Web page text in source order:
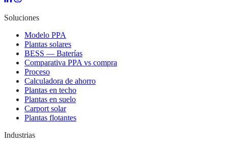
Soluciones
Modelo PPA
Plantas solares
BESS — Baterías
Comparativa PPA vs compra
Proceso
Calculadora de ahorro
Plantas en techo
Plantas en suelo
Carport solar
Plantas flotantes
Industrias